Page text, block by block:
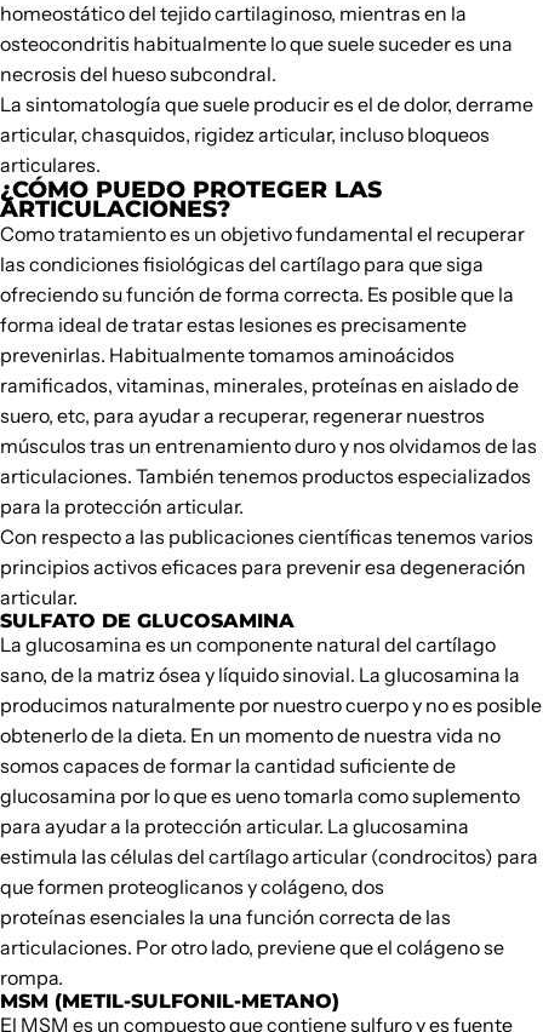
homeostático del tejido cartilaginoso, mientras en la
osteocondritis habitualmente lo que suele suceder es una
necrosis del hueso subcondral.
La sintomatología que suele producir es el de dolor, derrame
articular, chasquidos, rigidez articular, incluso bloqueos
articulares.
¿CÓMO PUEDO PROTEGER LAS
ARTICULACIONES?
Como tratamiento es un objetivo fundamental el recuperar
las condiciones fisiológicas del cartílago para que siga
ofreciendo su función de forma correcta. Es posible que la
forma ideal de tratar estas lesiones es precisamente
prevenirlas. Habitualmente tomamos aminoácidos
ramificados, vitaminas, minerales, proteínas en aislado de
suero, etc, para ayudar a recuperar, regenerar nuestros
músculos tras un entrenamiento duro y nos olvidamos de las
articulaciones. También tenemos productos especializados
para la protección articular.
Con respecto a las publicaciones científicas tenemos varios
principios activos eficaces para prevenir esa degeneración
articular.
SULFATO DE GLUCOSAMINA
La glucosamina es un componente natural del cartílago
sano, de la matriz ósea y líquido sinovial. La glucosamina la
producimos naturalmente por nuestro cuerpo y no es posible
obtenerlo de la dieta. En un momento de nuestra vida no
somos capaces de formar la cantidad suficiente de
glucosamina por lo que es ueno tomarla como suplemento
para ayudar a la protección articular. La glucosamina
estimula las células del cartílago articular (condrocitos) para
que formen proteoglicanos y colágeno, dos
proteínas esenciales la una función correcta de las
articulaciones. Por otro lado, previene que el colágeno se
rompa.
MSM (METIL-SULFONIL-METANO)
El MSM es un compuesto que contiene sulfuro y es fuente